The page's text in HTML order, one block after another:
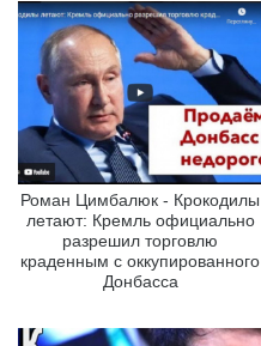
Роман Цимбалюк - Крокодилы
летают: Кремль официально
разрешил торговлю
краденным с оккупированного
Донбасса